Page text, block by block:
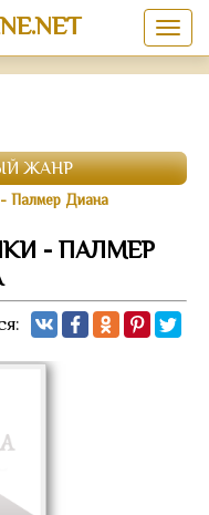
ЖАНР
Палмер Диана
- ПАЛМЕР